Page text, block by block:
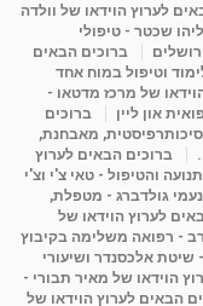
לערוץ הוידאו של וולדה
שכטר - טיפולי
ברוכים הבאים
וטיפול במוח אחד
של מרכז מדטאו -
און ליין
ברוכים
מאבחנת,
ברוכים הבאים לערוץ
והטיפול - טאי צ'י וצ'י
גולדברג - מטפלת,
לערוץ הוידאו של
- רפואה משלימה בקיבוץ
שיטת אלכסנדר ושיעורי
הוידאו של מאיר תבורי -
הבאים לערוץ הוידאו של